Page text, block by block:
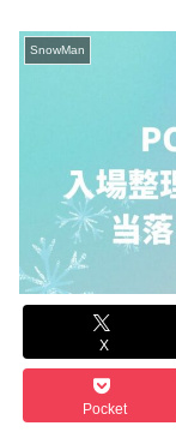
SnowMan
X
Pocket